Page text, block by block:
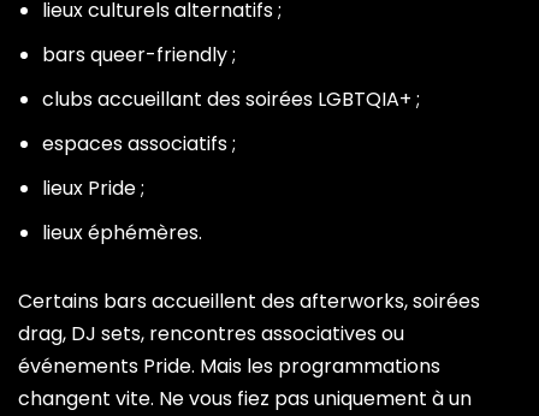
lieux culturels alternatifs ;
bars queer-friendly ;
clubs accueillant des soirées LGBTQIA+ ;
espaces associatifs ;
lieux Pride ;
lieux éphémères.
Certains bars accueillent des afterworks, soirées
drag, DJ sets, rencontres associatives ou
événements Pride. Mais les programmations
changent vite. Ne vous fiez pas uniquement à un